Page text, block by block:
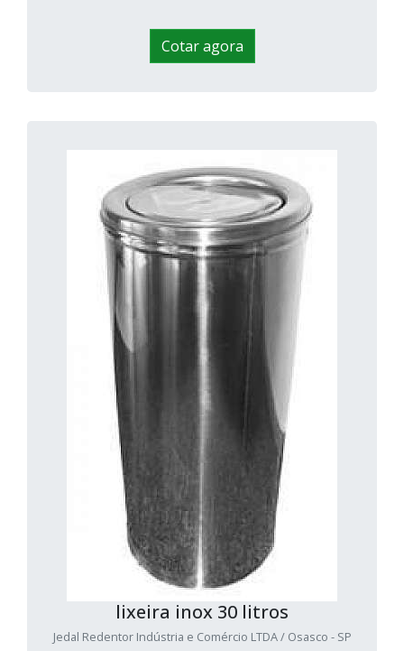
Cotar agora
lixeira inox 30 litros
Jedal Redentor Indústria e Comércio LTDA / Osasco - SP